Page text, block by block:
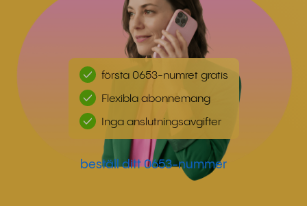
första 0653-numret gratis
Flexibla abonnemang
Inga anslutningsavgifter
beställ ditt 0653-nummer